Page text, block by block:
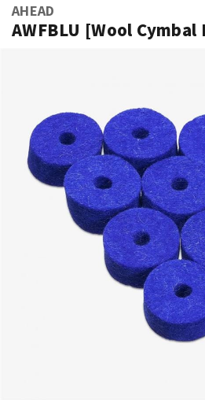
ベース
ドラム
キーボード
AHEAD
AWFBLU [Wool